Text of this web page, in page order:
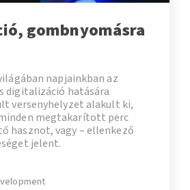
gombnyomásra
napjainkban az
digitalizáció hatására
versenyhelyzet alakult ki,
megtakarított perc
hasznot, vagy – ellenkező
jelent.